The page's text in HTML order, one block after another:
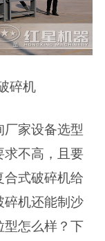
碎机
家设备选型
求不高，且要
合式破碎机给
碎机还能制沙
型怎么样？下